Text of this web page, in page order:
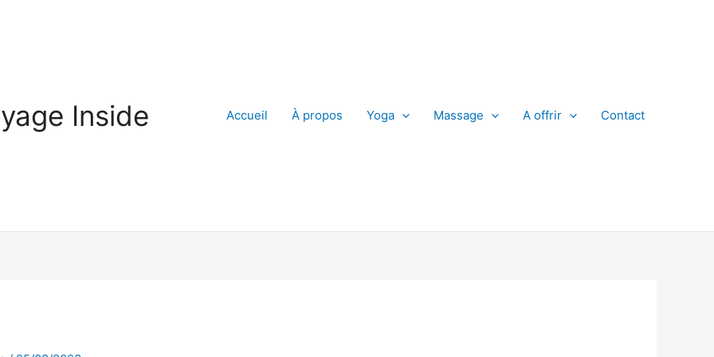
Inside Accueil À propos Yoga Massage A offrir Contact